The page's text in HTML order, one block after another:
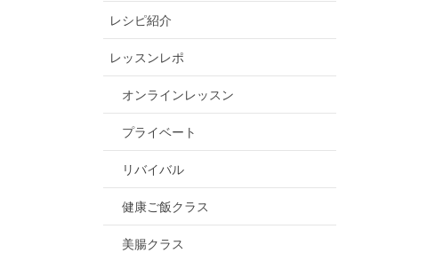
レシピ紹介
レッスンレポ
オンラインレッスン
プライベート
リバイバル
健康ご飯クラス
美腸クラス